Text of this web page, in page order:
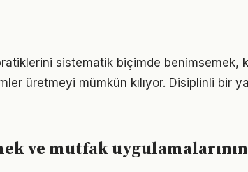
sistematik biçimde benimsemek,
üretmeyi mümkün kılıyor. Disiplinli bir
ve mutfak